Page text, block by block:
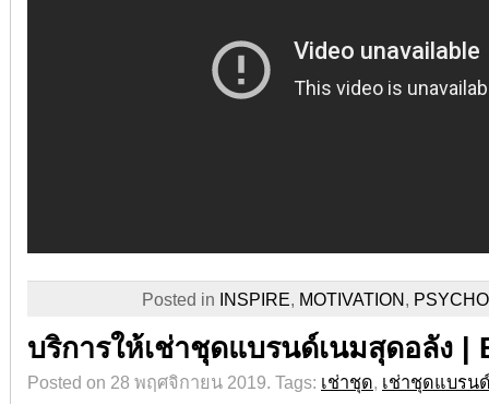
Posted in INSPIRE, MOTIVATION,
บริการให้เช่าชุดแบรนด์เนมสุดอลัง |
Posted on 28 พฤศจิกายน 2019. Tags: เช่าชุด, เช่าชุดแบรน